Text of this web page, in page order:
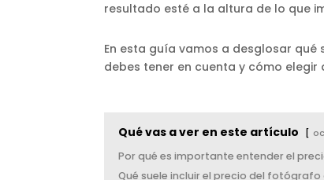
resultado esté a la altura de lo que
En esta guía vamos a desglosar
debes tener en cuenta y cómo
Qué vas a ver en este artículo
Por qué es importante entender el
Qué suele incluir el precio del